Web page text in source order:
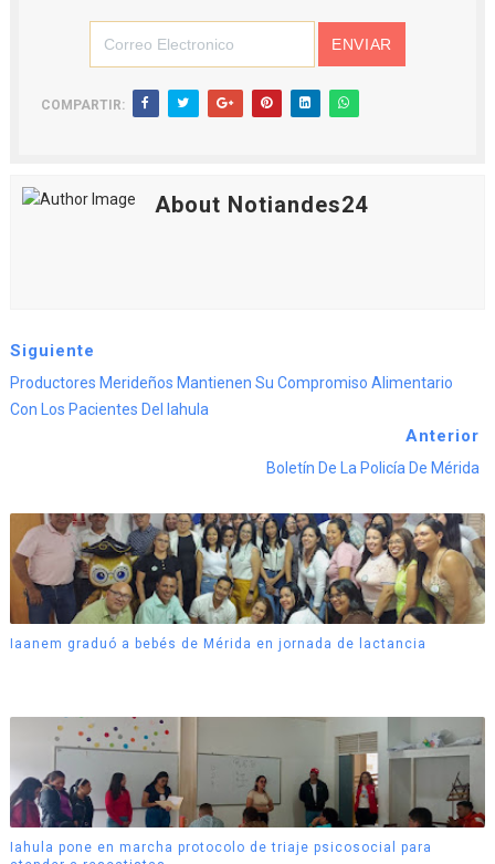
COMPARTIR:
About Notiandes24
Siguiente
Productores Merideños Mantienen Su Compromiso Alimentario
Con Los Pacientes Del Iahula
Anterior
Boletín De La Policía De Mérida
Iaanem graduó a bebés de Mérida en jornada de lactancia
Iahula pone en marcha protocolo de triaje psicosocial para